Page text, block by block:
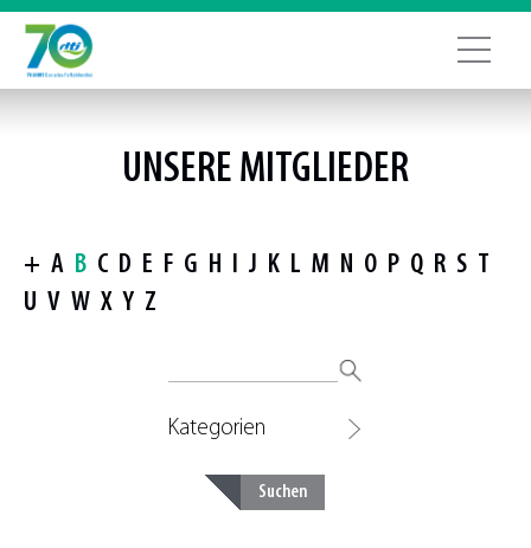
UNSERE MITGLIEDER
+ A B C D E F G H I J K L M N O P Q R S T
U V W X Y Z
Kategorien